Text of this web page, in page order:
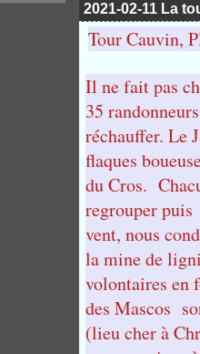
2021-02-11 La
Tour Cauvin,
Il ne fait pas
35
réchauffer. Le
flaques
du Cros.
regrouper
vent, nous
la mine de
volontaires en
des Mascos
(lieu cher à